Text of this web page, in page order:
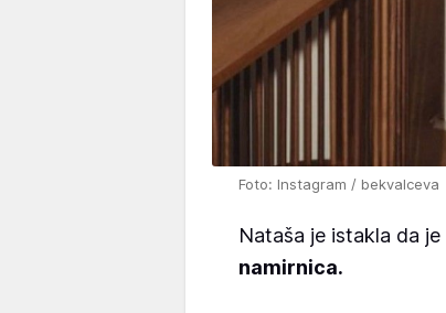
Foto: Instagram / bekvalceva
Nataša je istakla da je
namirnica.